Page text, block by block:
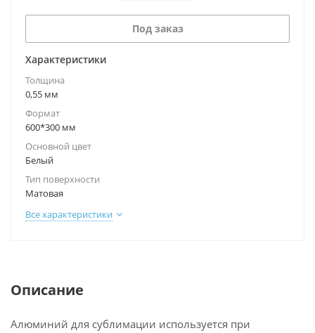
Под заказ
Характеристики
Толщина
0,55 мм
Формат
600*300 мм
Основной цвет
Белый
Тип поверхности
Матовая
Все характеристики
Описание
Алюминий для сублимации используется при